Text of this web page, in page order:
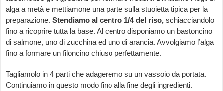
alga a metà e mettiamone una parte sulla stuoietta tipica per la
preparazione. Stendiamo al centro 1/4 del riso, schiacciandolo
fino a ricoprire tutta la base. Al centro disponiamo un bastoncino
di salmone, uno di zucchina ed uno di arancia. Avvolgiamo l’alga
fino a formare un filoncino chiuso perfettamente.
Tagliamolo in 4 parti che adageremo su un vassoio da portata.
Continuiamo in questo modo fino alla fine degli ingredienti.